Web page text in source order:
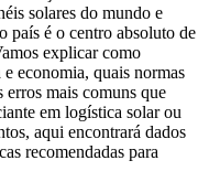
solares do mundo e
país é o centro absoluto de
explicar como
e economia, quais normas
erros mais comuns que
em logística solar ou
aqui encontrará dados
recomendadas para